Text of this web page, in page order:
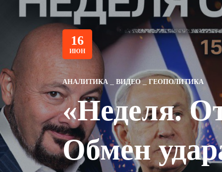
16
ИЮН
АНАЛИТИКА ВИДЕО ГЕОПОЛИТИКА
«Неделя.
Обмен